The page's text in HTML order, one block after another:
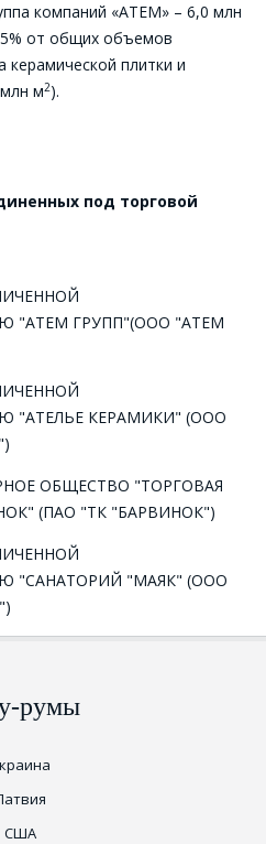
компаний «АТЕМ» – 6,0 млн
от общих объемов
керамической плитки и
млн м2).
под торговой
"АТЕМ ГРУПП"(ООО "АТЕМ
"АТЕЛЬЕ КЕРАМИКИ"(ООО
ОБЩЕСТВО "ТОРГОВАЯ
(ПАО "ТК "БАРВИНОК")
"САНАТОРИЙ "МАЯК"(ООО
румы
США